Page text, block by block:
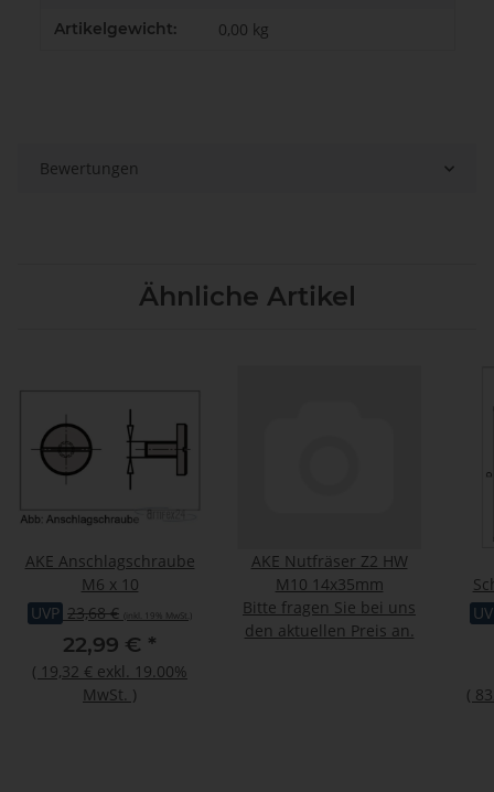
Artikelgewicht: 0,00 kg
Bewertungen
Ähnliche Artikel
AKE Anschlagschraube
M6 x 10
UVP 23,68 € (inkl. 19% MwSt.)
22,99 € *
( 19,32 € exkl. 19.00%
MwSt. )
AKE Nutfräser Z2 HW
M10 14x35mm
Bitte fragen Sie bei uns
den aktuellen Preis an.
(